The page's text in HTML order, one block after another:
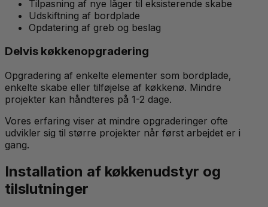
Tilpasning af nye låger til eksisterende skabe
Udskiftning af bordplade
Opdatering af greb og beslag
Delvis køkkenopgradering
Opgradering af enkelte elementer som bordplade,
enkelte skabe eller tilføjelse af køkkenø. Mindre
projekter kan håndteres på 1-2 dage.
Vores erfaring viser at mindre opgraderinger ofte
udvikler sig til større projekter når først arbejdet er i
gang.
Installation af køkkenudstyr og
tilslutninger